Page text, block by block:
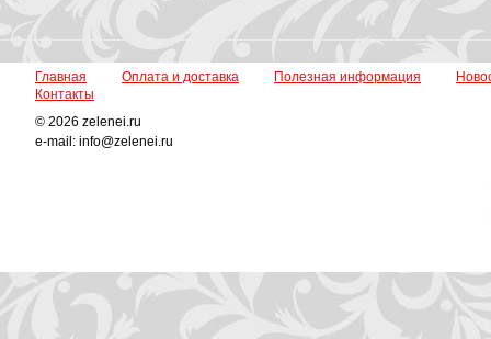
Главная Оплата и доставка Полезная информация
Контакты
© 2026 zelenei.ru
e-mail: info@zelenei.ru